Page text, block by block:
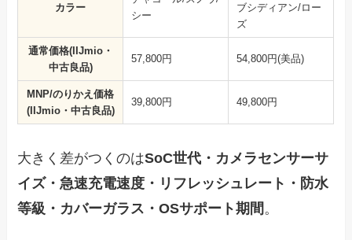
カラー
シー
ブシディアン/ロー
ズ
通常価格(IIJmio・
中古良品)
57,800円 54,800円(美品)
MNP/のりかえ価格
(IIJmio・中古良品)
39,800円 49,800円
大きく差がつくのはSoC世代・カメラセンサーサ
イズ・急速充電速度・リフレッシュレート・防水
等級・カバーガラス・OSサポート期間。